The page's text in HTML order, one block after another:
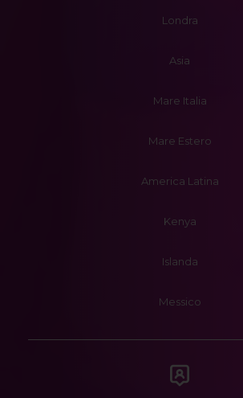
Londra
Asia
Mare Italia
Mare Estero
America Latina
Kenya
Islanda
Messico